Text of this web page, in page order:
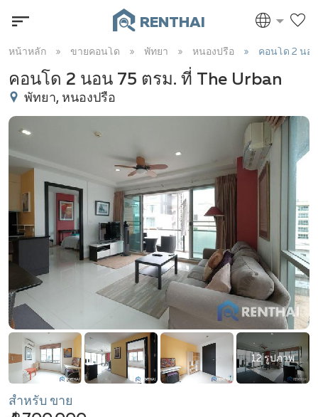
RENTHAI
หน้าหลัก ขายคอนโด พัทยา หนองปรือ คอนโด 2 นอ
คอนโด 2 นอน 75 ตรม. ที่ The Urban
พัทยา, หนองปรือ
12 รูปภาพ
สำหรับ ขาย